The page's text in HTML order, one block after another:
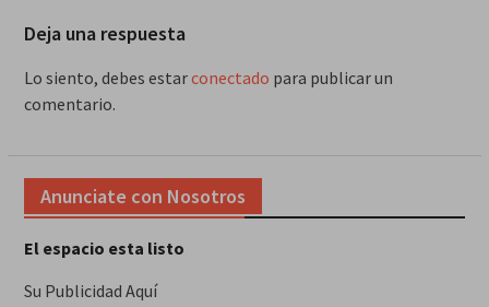
Deja una respuesta
Lo siento, debes estarconectado para publicar un
comentario.
Anunciate con Nosotros
El espacio esta listo
Su Publicidad Aquí